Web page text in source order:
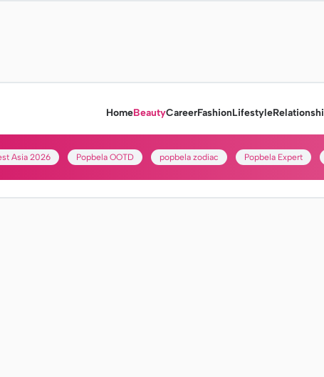
HomeBeautyCareerFashionLifestyle
Asia 2026 Popbela OOTD popbela zodiac Popbela Expert